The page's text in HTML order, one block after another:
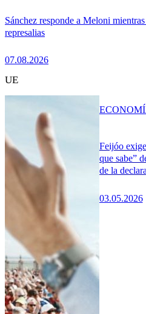
Sánchez responde a Meloni
represalias
07.08.2026
UE
Feijóo
que sabe”
de la
03.05.2026